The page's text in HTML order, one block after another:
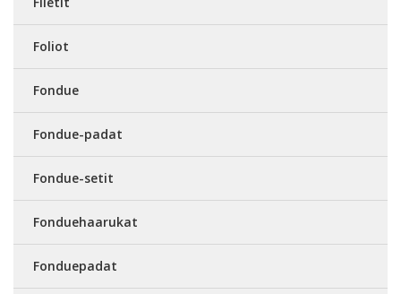
Foliot
Fondue
Fondue-padat
Fondue-setit
Fonduehaarukat
Fonduepadat